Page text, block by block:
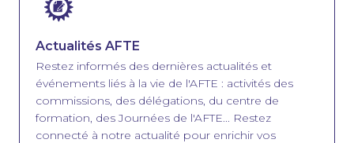
Actualités AFTE
Restez informés des dernières actualités et
événements liés à la vie de l'AFTE : activités des
commissions, des délégations, du centre de
formation, des Journées de l'AFTE... Restez
connecté à notre actualité pour enrichir vos